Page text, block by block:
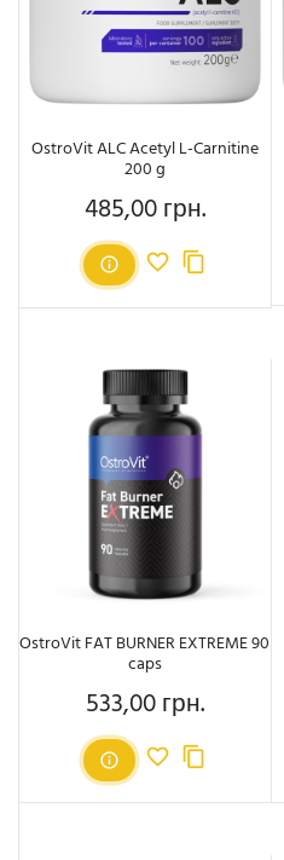
OstroVit ALC Acetyl L-Carnitine
200 g
Ціна
485,00 грн.
OstroVit FAT BURNER EXTREME 90
caps
Ціна
533,00 грн.